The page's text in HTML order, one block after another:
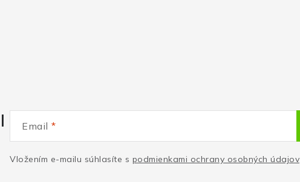
Email
Vložením e-mailu súhlasíte s podmienkami ochrany osobných údajov